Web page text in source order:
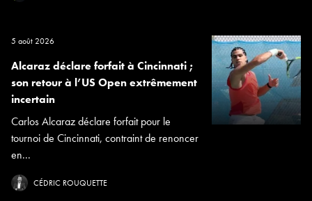
5 août 2026
Alcaraz déclare forfait à Cincinnati ;
son retour à l’US Open extrêmement
incertain
Carlos Alcaraz déclare forfait pour le
tournoi de Cincinnati, contraint de renoncer
en...
CÉDRIC ROUQUETTE